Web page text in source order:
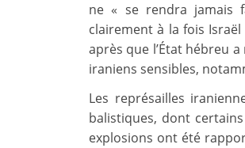
ne « se rendra jamais
clairement à la fois
après que l’État hébreu
iraniens sensibles,
Les représailles
balistiques, dont
explosions ont été